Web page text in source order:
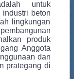
untuk
industri beton
lingkungan
produk
Anggota
dan
prategang di